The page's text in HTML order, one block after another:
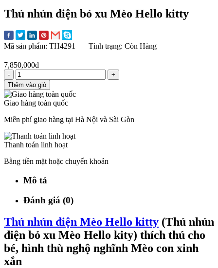
Thú nhún điện bỏ xu Mèo Hello kitty
Mã sản phẩm: TH4291 | Tình trạng: Còn Hàng
7,850,000đ
-
+
Thêm vào giỏ
Giao hàng toàn quốc
Miễn phí giao hàng tại Hà Nội và Sài Gòn
Thanh toán linh hoạt
Bằng tiền mặt hoặc chuyển khoản
Mô tả
Đánh giá (0)
Thú nhún điện Mèo Hello kitty (Thú nhún
điện bỏ xu Mèo Hello kity) thích thú cho
bé, hình thù nghộ nghĩnh Mèo con xinh
xắn